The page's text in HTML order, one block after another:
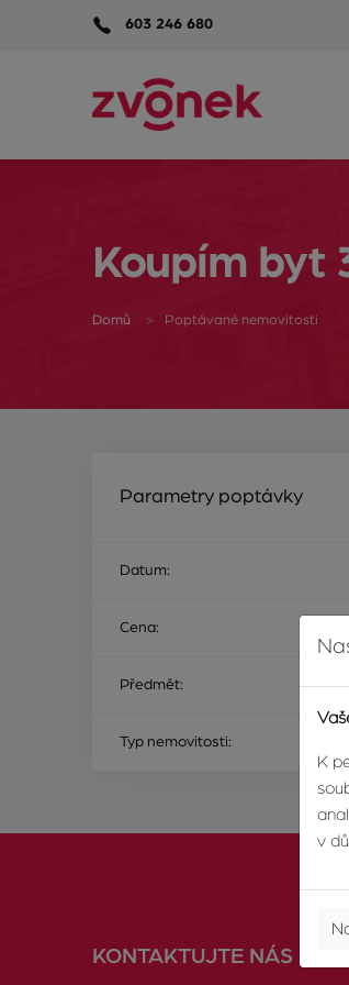
603 246 680
Koupím byt
Domů Poptávané nemovitosti
Parametry poptávky
Datum:
Cena:
Předmět:
Typ nemovitosti:
KONTAKTUJTE NÁS
K
v